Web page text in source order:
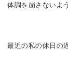
体調を崩さないよ
最近の私の休日の